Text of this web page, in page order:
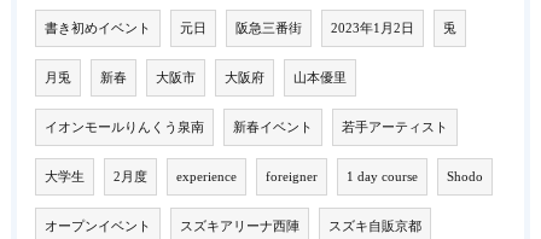
書き初めイベント 元日 阪急三番街 2023年1月2日 兎
月兎 新春 大阪市 大阪府 山本優里
イオンモールりんくう泉南 新春イベント 若手アーティスト
大学生 2月度 experience foreigner 1 day course Shodo
オープンイベント スズキアリーナ西陣 スズキ自販京都